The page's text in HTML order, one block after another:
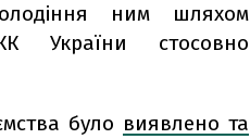
ним шляхом
України стосовно
було виявлено та